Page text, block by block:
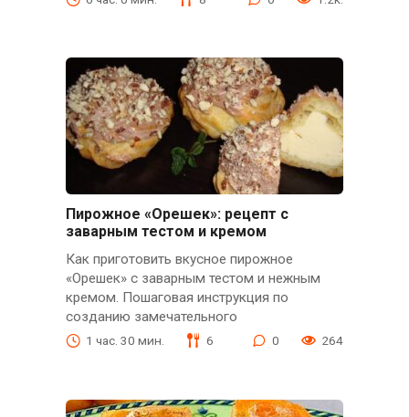
Пирожное «Орешек»: рецепт с
заварным тестом и кремом
Как приготовить вкусное пирожное
«Орешек» с заварным тестом и нежным
кремом. Пошаговая инструкция по
созданию замечательного
1 час. 30 мин. 6 0 264